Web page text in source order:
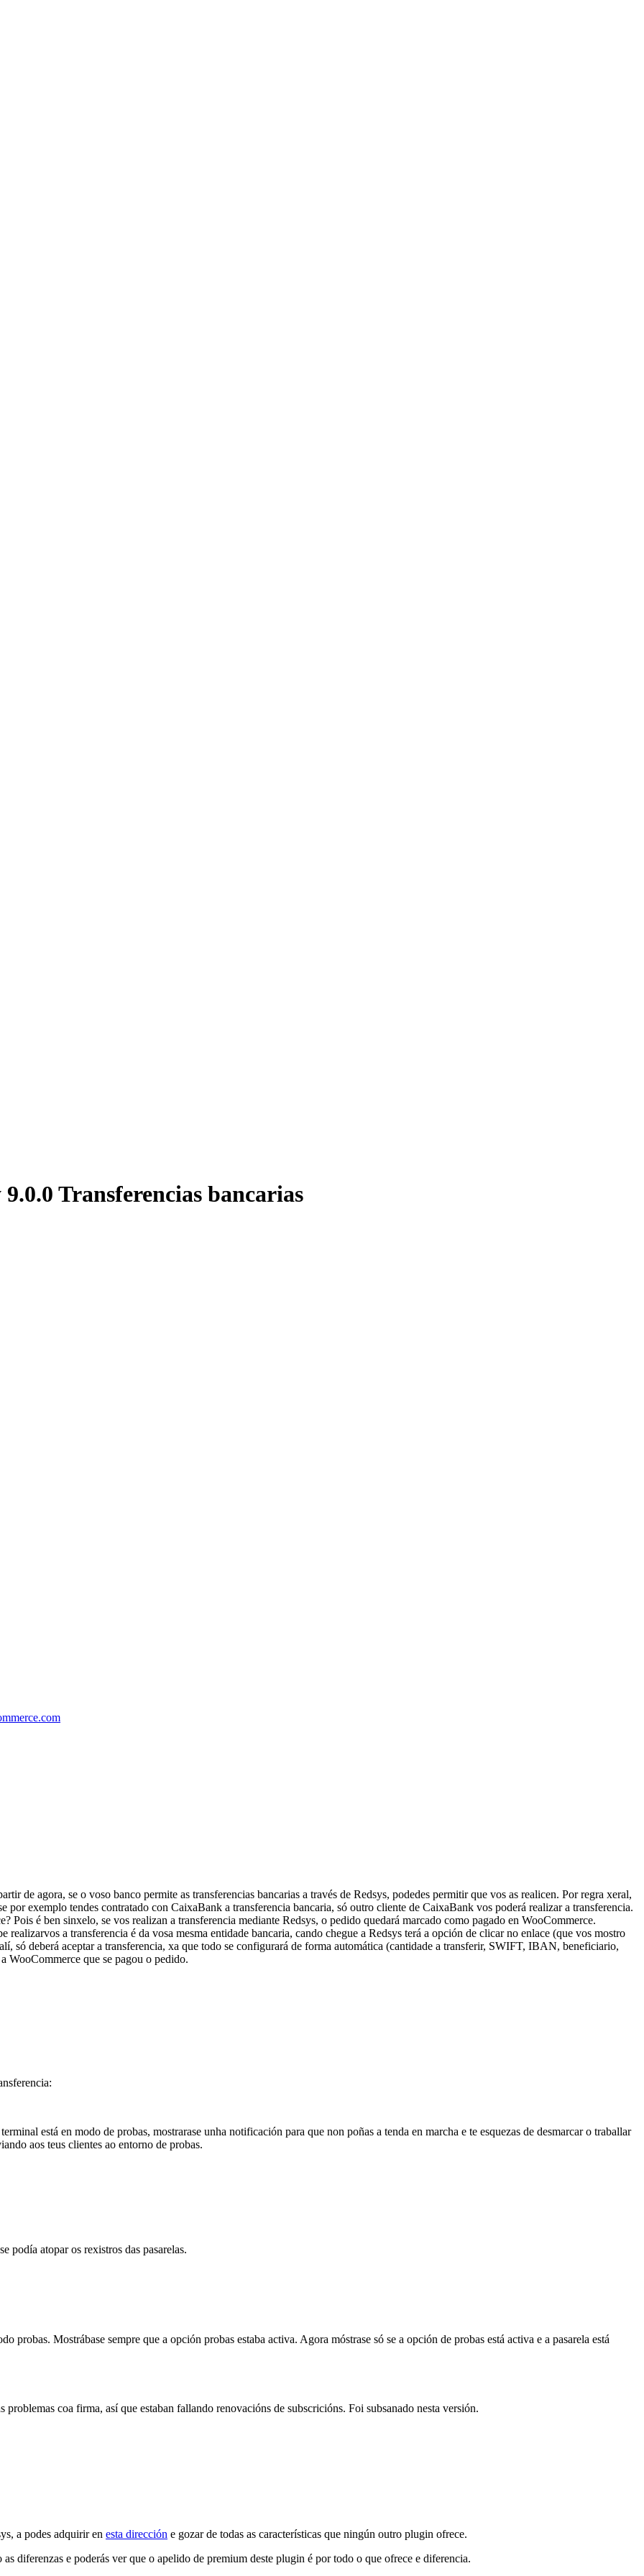
Transferencias bancarias
de agora, se o voso banco permite as transferencias bancarias a través de Redsys, podedes permitir que vos as realicen. Por regra xeral,
por exemplo tendes contratado con CaixaBank a transferencia bancaria, só outro cliente de CaixaBank vos poderá realizar a transferencia.
Pois é ben sinxelo, se vos realizan a transferencia mediante Redsys, o pedido quedará marcado como pagado en WooCommerce.
realizarvos a transferencia é da vosa mesma entidade bancaria, cando chegue a Redsys terá a opción de clicar no enlace (que vos mostro
só deberá aceptar a transferencia, xa que todo se configurará de forma automática (cantidade a transferir, SWIFT, IBAN, beneficiario,
WooCommerce que se pagou o pedido.
está en modo de probas, mostrarase unha notificación para que non poñas a tenda en marcha e te esquezas de desmarcar o traballar
aos teus clientes ao entorno de probas.
podía atopar os rexistros das pasarelas.
probas. Mostrábase sempre que a opción probas estaba activa. Agora móstrase só se a opción de probas está activa e a pasarela está
coa firma, así que estaban fallando renovacións de subscricións. Foi subsanado nesta versión.
a podes adquirir en esta dirección e gozar de todas as características que ningún outro plugin ofrece.
as diferenzas e poderás ver que o apelido de premium deste plugin é por todo o que ofrece e diferencia.